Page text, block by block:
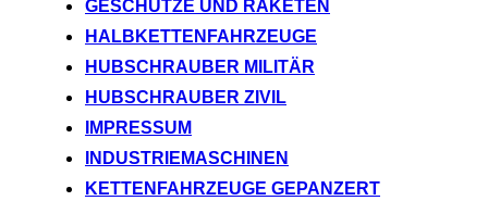
GESCHÜTZE UND RAKETEN
HALBKETTENFAHRZEUGE
HUBSCHRAUBER MILITÄR
HUBSCHRAUBER ZIVIL
IMPRESSUM
INDUSTRIEMASCHINEN
KETTENFAHRZEUGE GEPANZERT